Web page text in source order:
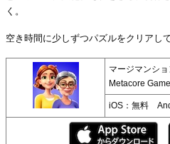
く。
空き時間に少しずつパズルをクリアし
マージマンショ
Metacore
iOS：無料